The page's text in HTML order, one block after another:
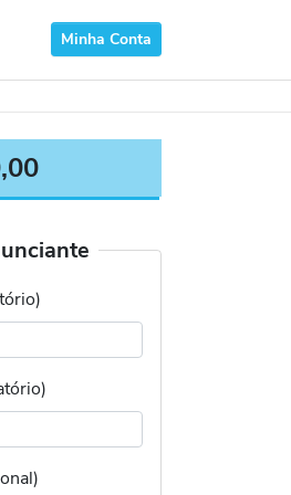
Minha Conta